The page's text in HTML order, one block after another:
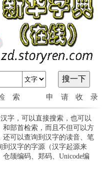
索 申请收录
字，可以直接搜索，也可以
和部首检索，而且不但可以方
可以查询到汉字的读音、笔
汉字的字源（汉字起源来
颉编码、郑码、Unicode编